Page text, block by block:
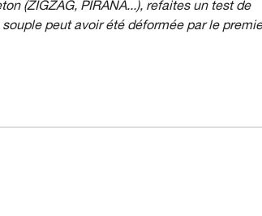
(ZIGZAG, PIRANA...), refaites un test de
peut avoir été déformée par le